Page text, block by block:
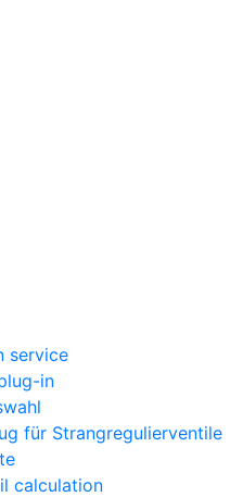
service
in
für Strangregulierventile
calculation